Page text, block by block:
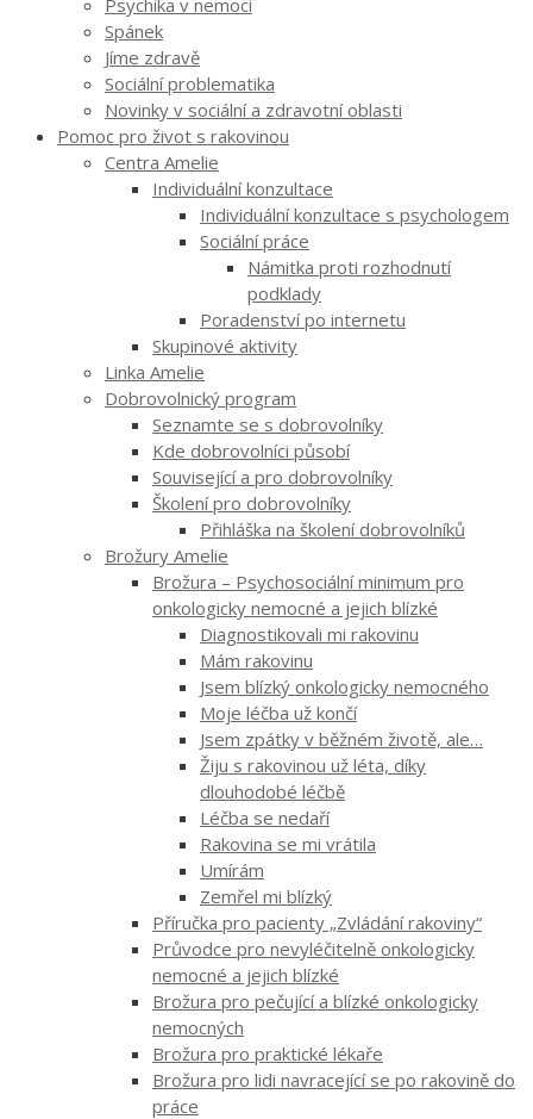
Spánek
Jíme zdravě
Sociální problematika
Novinky v sociální a zdravotní oblasti
Pomoc pro život s rakovinou
Centra Amelie
Individuální konzultace
Individuální konzultace s psychologem
Sociální práce
Námitka proti rozhodnutí
podklady
Poradenství po internetu
Skupinové aktivity
Linka Amelie
Dobrovolnický program
Seznamte se s dobrovolníky
Kde dobrovolníci působí
Související a pro dobrovolníky
Školení pro dobrovolníky
Přihláška na školení dobrovolníků
Brožury Amelie
Brožura – Psychosociální minimum pro
onkologicky nemocné a jejich blízké
Diagnostikovali mi rakovinu
Mám rakovinu
Jsem blízký onkologicky nemocného
Moje léčba už končí
Jsem zpátky v běžném životě, ale…
Žiju s rakovinou už léta, díky
dlouhodobé léčbě
Léčba se nedaří
Rakovina se mi vrátila
Umírám
Zemřel mi blízký
Příručka pro pacienty „Zvládání rakoviny“
Průvodce pro nevyléčitelně onkologicky
nemocné a jejich blízké
Brožura pro pečující a blízké onkologicky
nemocných
Brožura pro praktické lékaře
Brožura pro lidi navracející se po rakovině do
práce